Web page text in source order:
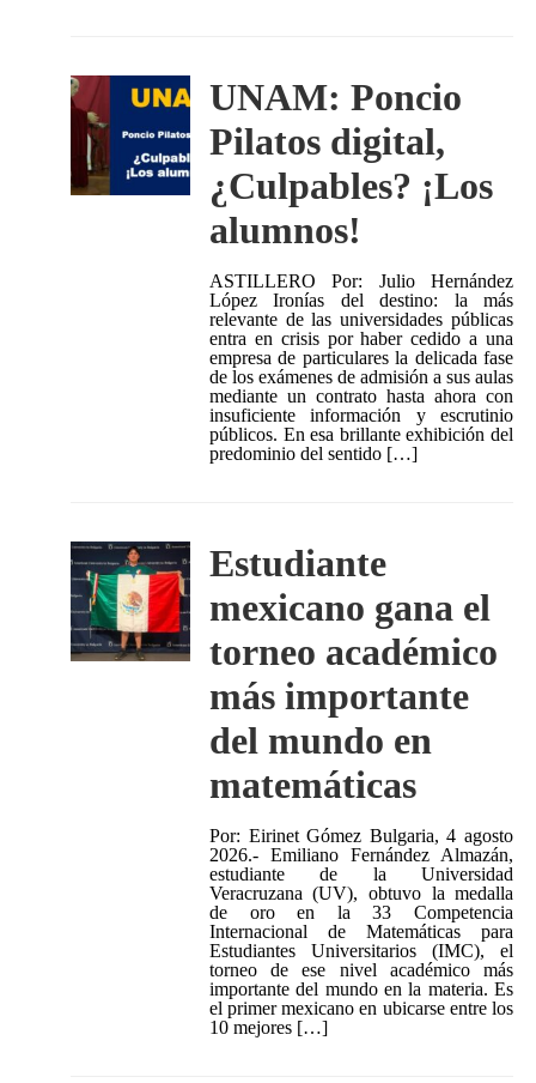
UNAM: Poncio
Pilatos digital,
¿Culpables? ¡Los
alumnos!
ASTILLERO Por: Julio Hernández
López Ironías del destino: la más
relevante de las universidades públicas
entra en crisis por haber cedido a una
empresa de particulares la delicada fase
de los exámenes de admisión a sus aulas
mediante un contrato hasta ahora con
insuficiente información y escrutinio
públicos. En esa brillante exhibición del
predominio del sentido […]
Estudiante
mexicano gana el
torneo académico
más importante
del mundo en
matemáticas
Por: Eirinet Gómez Bulgaria, 4 agosto
2026.- Emiliano Fernández Almazán,
estudiante de la Universidad
Veracruzana (UV), obtuvo la medalla
de oro en la 33 Competencia
Internacional de Matemáticas para
Estudiantes Universitarios (IMC), el
torneo de ese nivel académico más
importante del mundo en la materia. Es
el primer mexicano en ubicarse entre los
10 mejores […]